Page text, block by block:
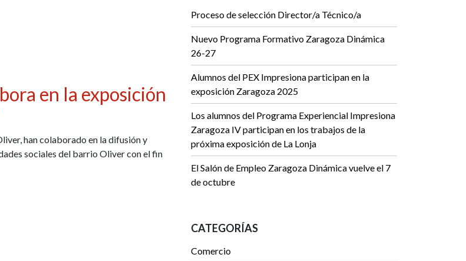
en la exposición
han colaborado en la difusión y
sociales del barrio Oliver con el fin
Proceso de selección Director/a Técnico/a
Nuevo Programa Formativo Zaragoza Dinámica
26-27
Alumnos del PEX Impresiona participan en la
exposición Zaragoza 2025
Los alumnos del Programa Experiencial Impresiona
Zaragoza IV participan en los trabajos de la
próxima exposición de La Lonja
El Salón de Empleo Zaragoza Dinámica vuelve el 7
de octubre
CATEGORÍAS
Comercio